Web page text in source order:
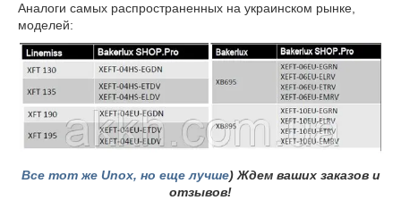
Аналоги самых распространенных на украинском рынке,
моделей:
Все тот же Unox, но еще лучше) Ждем ваших заказов и
отзывов!